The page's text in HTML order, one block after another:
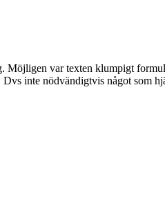
Möjligen var texten klumpigt
inte nödvändigtvis något som